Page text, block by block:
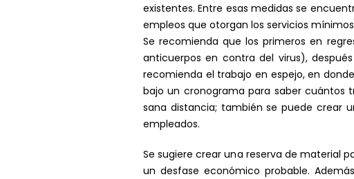
existentes. Entre esas medidas se
empleos que otorgan los servicios
Se recomienda que los primeros en
anticuerpos en contra del virus),
recomienda el trabajo en espejo, en
bajo un cronograma para saber cuántos
sana distancia; también se puede crear
empleados.
Se sugiere crear una reserva de material
un desfase económico probable.